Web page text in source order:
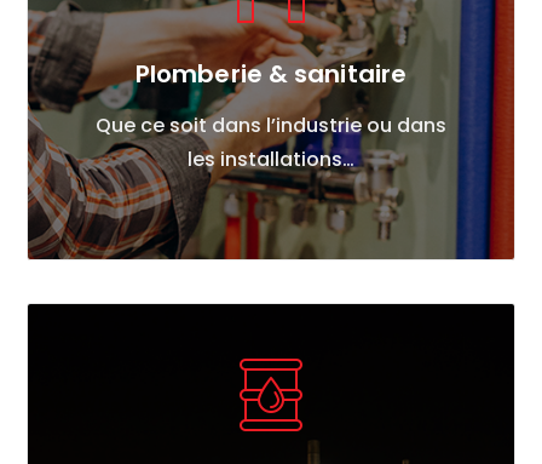
Plomberie & sanitaire
Que ce soit dans l’industrie ou dans
les installations…